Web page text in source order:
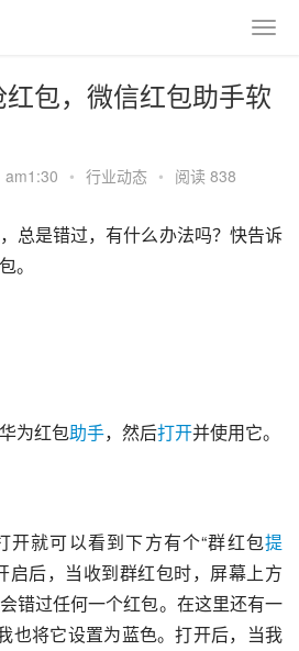
包，微信红包助手软
am1:30 • 行业动态 • 阅读 838
，总是错过，有什么办法吗？快告诉
。
为红包助手，然后打开并使用它。
开就可以看到下方有个“群红包提
启后，当收到群红包时，屏幕上方
错过任何一个红包。在这里还有一
也将它设置为蓝色。打开后，当我